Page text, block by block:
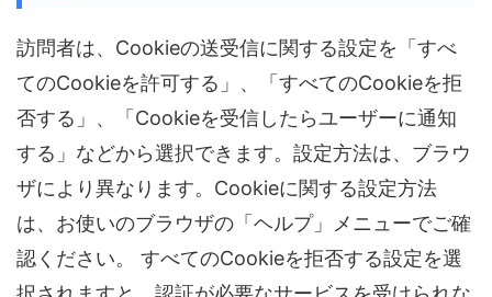
訪問者は、Cookieの送受信に関する設定を「すべ
てのCookieを許可する」、「すべてのCookieを拒
否する」、「Cookieを受信したらユーザーに通知
する」などから選択できます。設定方法は、ブラウ
ザにより異なります。Cookieに関する設定方法
は、お使いのブラウザの「ヘルプ」メニューでご確
認ください。 すべてのCookieを拒否する設定を選